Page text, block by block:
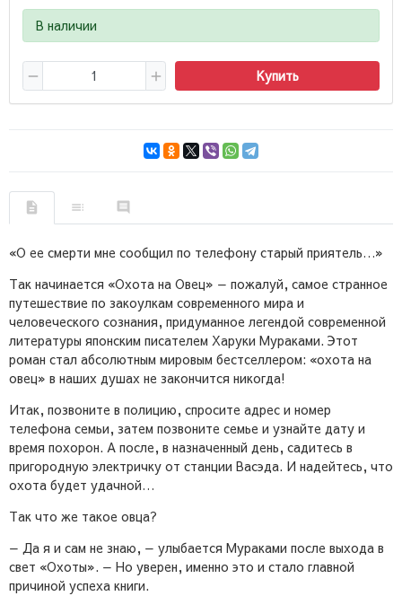
В наличии
Купить
«О ее смерти мне сообщил по телефону старый приятель…»
Так начинается «Охота на Овец» — пожалуй, самое странное
путешествие по закоулкам современного мира и
человеческого сознания, придуманное легендой современной
литературы японским писателем Харуки Мураками. Этот
роман стал абсолютным мировым бестселлером: «охота на
овец» в наших душах не закончится никогда!
Итак, позвоните в полицию, спросите адрес и номер
телефона семьи, затем позвоните семье и узнайте дату и
время похорон. А после, в назначенный день, садитесь в
пригородную электричку от станции Васэда. И надейтесь, что
охота будет удачной…
Так что же такое овца?
— Да я и сам не знаю, — улыбается Мураками после выхода в
свет «Охоты». — Но уверен, именно это и стало главной
причиной успеха книги.